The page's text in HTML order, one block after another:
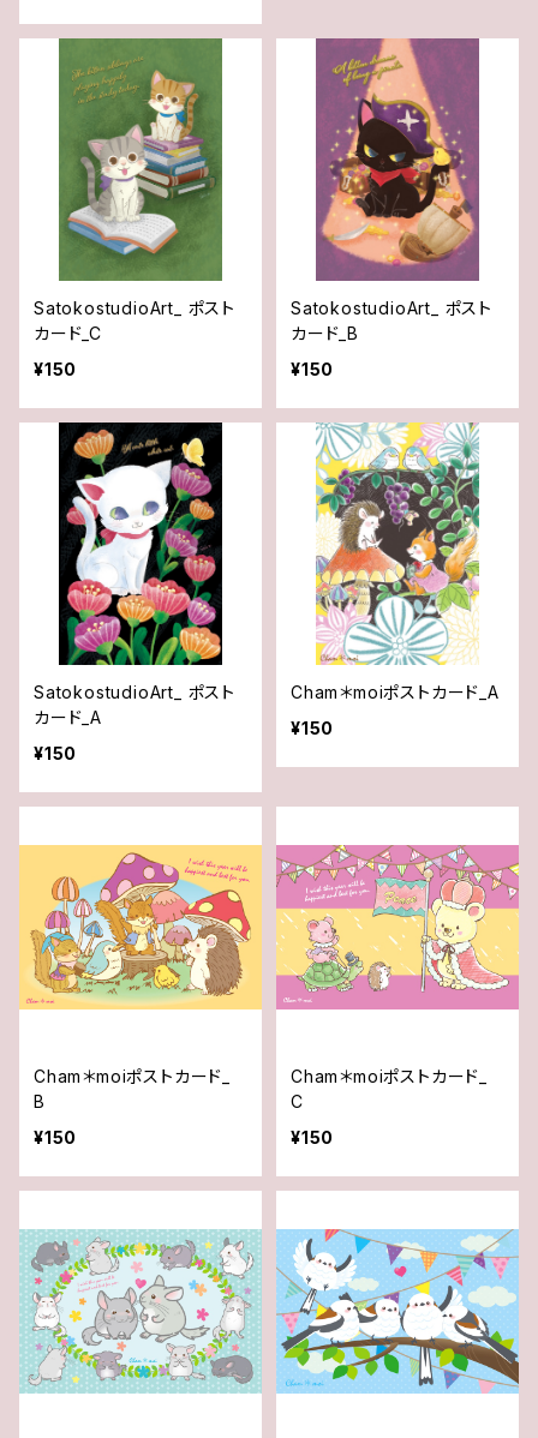
SatokostudioArt_ ポスト
カード_C
¥150
SatokostudioArt_ ポスト
カード_B
¥150
SatokostudioArt_ ポスト
カード_A
¥150
Cham＊moiポストカード_A
¥150
Cham＊moiポストカード_
B
¥150
Cham＊moiポストカード_
C
¥150